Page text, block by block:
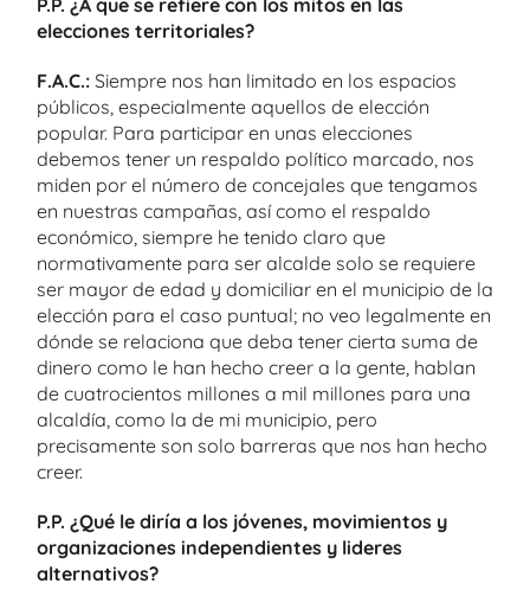
elecciones territoriales?
F.A.C.: Siempre nos han limitado en los espacios
públicos, especialmente aquellos de elección
popular. Para participar en unas elecciones
debemos tener un respaldo político marcado, nos
miden por el número de concejales que tengamos
en nuestras campañas, así como el respaldo
económico, siempre he tenido claro que
normativamente para ser alcalde solo se requiere
ser mayor de edad y domiciliar en el municipio de la
elección para el caso puntual; no veo legalmente en
dónde se relaciona que deba tener cierta suma de
dinero como le han hecho creer a la gente, hablan
de cuatrocientos millones a mil millones para una
alcaldía, como la de mi municipio, pero
precisamente son solo barreras que nos han hecho
creer.
P.P. ¿Qué le diría a los jóvenes, movimientos y
organizaciones independientes y lideres
alternativos?